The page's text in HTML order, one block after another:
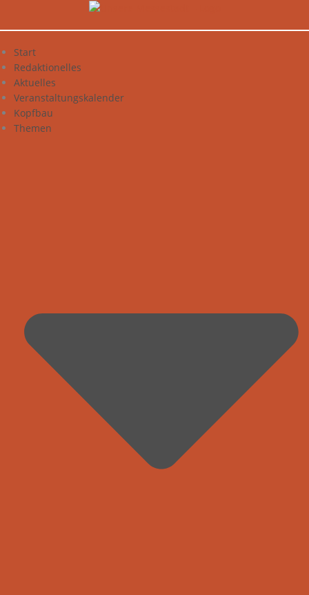
Start
Redaktionelles
Aktuelles
Veranstaltungskalender
Kopfbau
Themen